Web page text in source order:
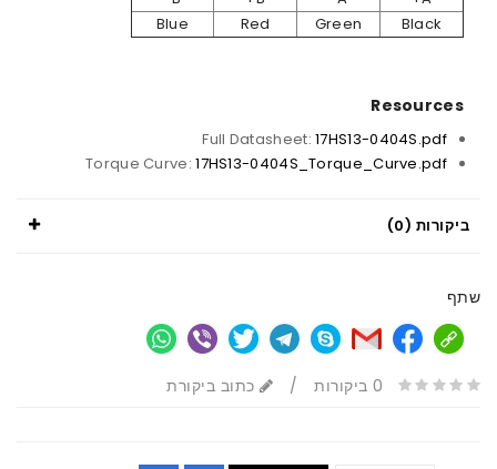
Red
Blue
Full Datasheet:
Torque Curve:17HS13-
/ כתוב ביקורת